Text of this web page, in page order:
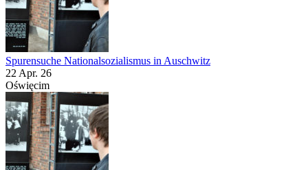
Spurensuche Nationalsozialismus in Auschwitz
22 Apr. 26
Oświęcim